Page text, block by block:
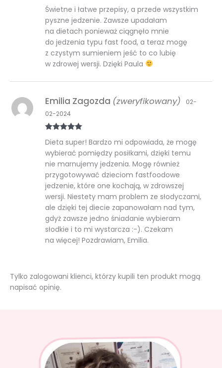
Oceniono
na 5
Świetne i łatwe przepisy, a przede wszystkim
pyszne jedzenie. Zawsze upadałam
na dietach ponieważ ciągnęło mnie
do jedzenia typu fast food, a teraz mogę
z czystym sumieniem jeść to co lubię
w zdrowej wersji. Dzięki Paula
na 5
Emilia Zagozda (zweryfikowany)
02-
02-2024
Dieta super! Bardzo mi odpowiada, że mogę
wybierać pomiędzy posiłkami, dzięki temu
nie marnujemy jedzenia. Mogę również
przygotowywać dzieciom fastfoodowe
jedzenie, które one kochają, w zdrowszej
wersji. Niestety mam problem ze słodyczami,
ale dzięki tej diecie zapanowałam nad tym,
gdyż zawsze jedno śniadanie wybieram
słodkie i to mi wystarcza :-). Czekam
na więcej! Pozdrawiam, Emilia.
Tylko zalogowani klienci, którzy kupili ten produkt mogą
napisać opinię.